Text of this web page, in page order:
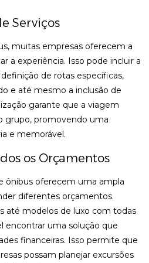
Serviços
muitas empresas oferecem a
a experiência. Isso pode incluir a
de rotas específicas,
e até mesmo a inclusão de
garante que a viagem
grupo, promovendo uma
e memorável.
os Orçamentos
ônibus oferecem uma ampla
diferentes orçamentos.
até modelos de luxo com todas
encontrar uma solução que
financeiras. Isso permite que
possam planejar excursões